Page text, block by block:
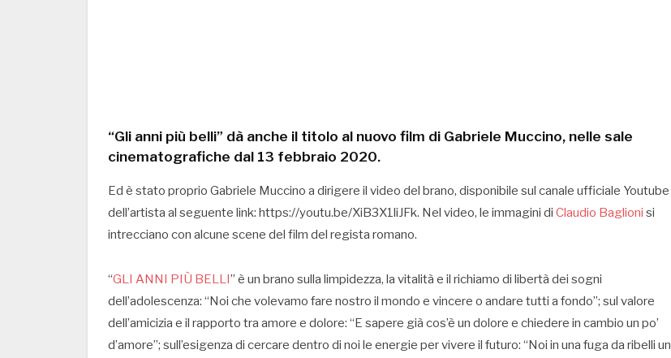
“Gli anni più belli” dà anche il titolo al nuovo film di Gabriele Muccino, nelle sale
cinematografiche dal 13 febbraio 2020.
Ed è stato proprio Gabriele Muccino a dirigere il video del brano, disponibile sul canale ufficiale Youtube
dell’artista al seguente link: https://youtu.be/XiB3X1liJFk. Nel video, le immagini di Claudio Baglioni si
intrecciano con alcune scene del film del regista romano.
“GLI ANNI PIÙ BELLI” è un brano sulla limpidezza, la vitalità e il richiamo di libertà dei sogni
dell’adolescenza: “Noi che volevamo fare nostro il mondo e vincere o andare tutti a fondo”; sul valore
dell’amicizia e il rapporto tra amore e dolore: “E sapere già cos’è un dolore e chiedere in cambio un po’
d’amore”; sull’esigenza di cercare dentro di noi le energie per vivere il futuro: “Noi in una fuga da ribelli un